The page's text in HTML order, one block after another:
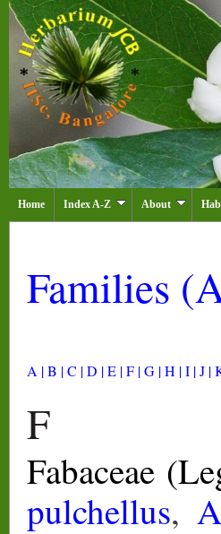
Home Index A-Z About
Families
A |B |C |D |E |F |G |H |I |J |
F
Fabaceae
pulchellus,